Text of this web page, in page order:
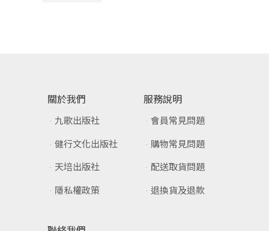
關於我們
九歌出版社
健行文化出版社
天培出版社
隱私權政策
服務說明
會員常見問題
購物常見問題
配送取貨問題
退換貨及退款